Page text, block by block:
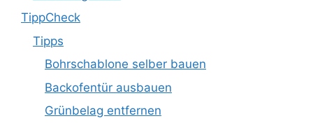
TippCheck
Tipps
Bohrschablone selber bauen
Backofentür ausbauen
Grünbelag entfernen